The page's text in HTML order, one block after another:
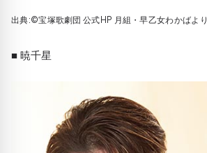
出典:©宝塚歌劇団 公式HP 月組・早乙女わかばより
■ 暁千星